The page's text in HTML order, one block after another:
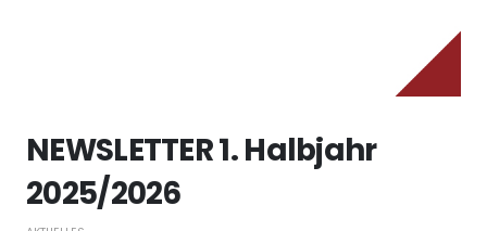
NEWSLETTER 1. Halbjahr
2025/2026